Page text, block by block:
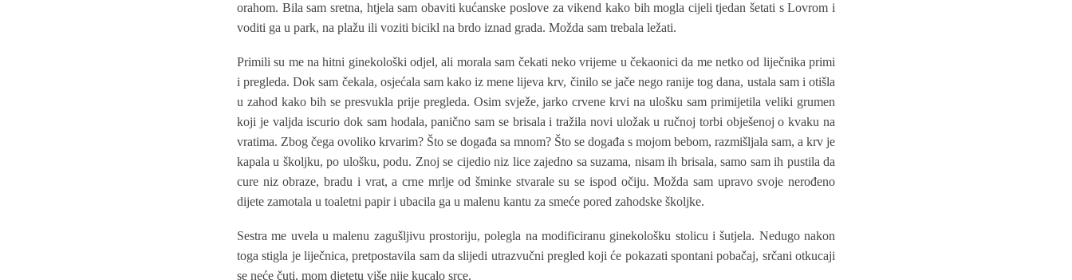
orahom. Bila sam sretna, htjela sam obaviti kućanske poslove za vikend kako bih mogla cijeli tjedan šetati s Lovrom i
voditi ga u park, na plažu ili voziti bicikl na brdo iznad grada. Možda sam trebala ležati.
Primili su me na hitni ginekološki odjel, ali morala sam čekati neko vrijeme u čekaonici da me netko od liječnika primi
i pregleda. Dok sam čekala, osjećala sam kako iz mene lijeva krv, činilo se jače nego ranije tog dana, ustala sam i otišla
u zahod kako bih se presvukla prije pregleda. Osim svježe, jarko crvene krvi na ulošku sam primijetila veliki grumen
koji je valjda iscurio dok sam hodala, panično sam se brisala i tražila novi uložak u ručnoj torbi obješenoj o kvaku na
vratima. Zbog čega ovoliko krvarim? Što se događa sa mnom? Što se događa s mojom bebom, razmišljala sam, a krv je
kapala u školjku, po ulošku, podu. Znoj se cijedio niz lice zajedno sa suzama, nisam ih brisala, samo sam ih pustila da
cure niz obraze, bradu i vrat, a crne mrlje od šminke stvarale su se ispod očiju. Možda sam upravo svoje nerođeno
dijete zamotala u toaletni papir i ubacila ga u malenu kantu za smeće pored zahodske školjke.
Sestra me uvela u malenu zagušljivu prostoriju, polegla na modificiranu ginekološku stolicu i šutjela. Nedugo nakon
toga stigla je liječnica, pretpostavila sam da slijedi utrazvučni pregled koji će pokazati spontani pobačaj, srčani otkucaji
se neće čuti, mom djetetu više nije kucalo srce.